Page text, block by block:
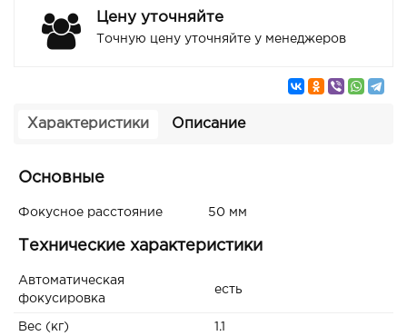
Цену уточняйте
Точную цену уточняйте у менеджеров
Характеристики Описание
Основные
Фокусное расстояние 50 мм
Технические характеристики
Автоматическая
фокусировка
есть
Вес (кг) 1.1